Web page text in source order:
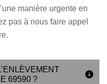
manière urgente en
pas à nous faire appel
69590 ?